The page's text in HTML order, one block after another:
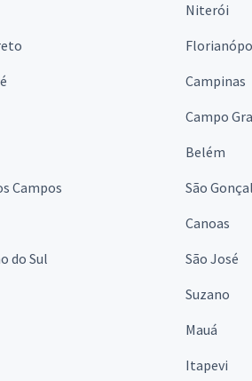
Niterói
Campinas
Campo
Belém
Campos São
Canoas
do Sul São José
Suzano
Mauá
Itapevi